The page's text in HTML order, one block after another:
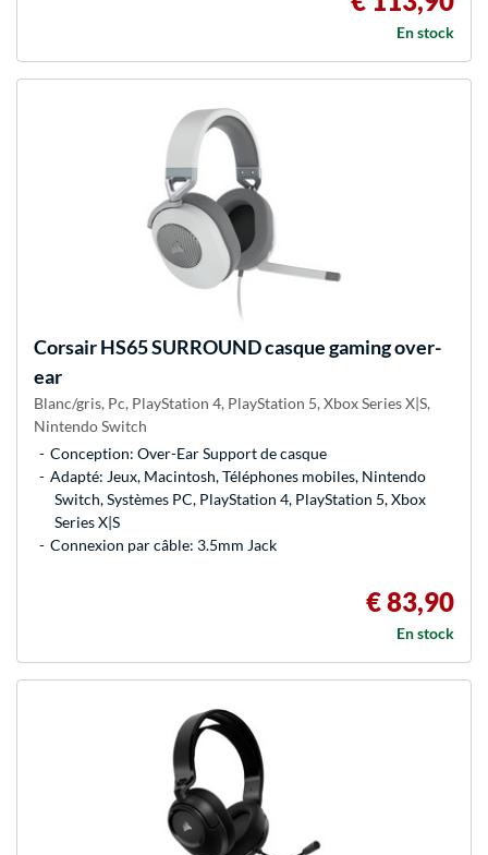
En stock
CorsairHS65 SURROUND casque gaming over-
ear
Blanc/gris, Pc, PlayStation 4, PlayStation 5, Xbox Series X|S,
Nintendo Switch
Conception: Over-Ear Support de casque
Adapté: Jeux, Macintosh, Téléphones mobiles, Nintendo
Switch, Systèmes PC, PlayStation 4, PlayStation 5, Xbox
Series X|S
Connexion par câble: 3.5mm Jack
€ 83,90
En stock